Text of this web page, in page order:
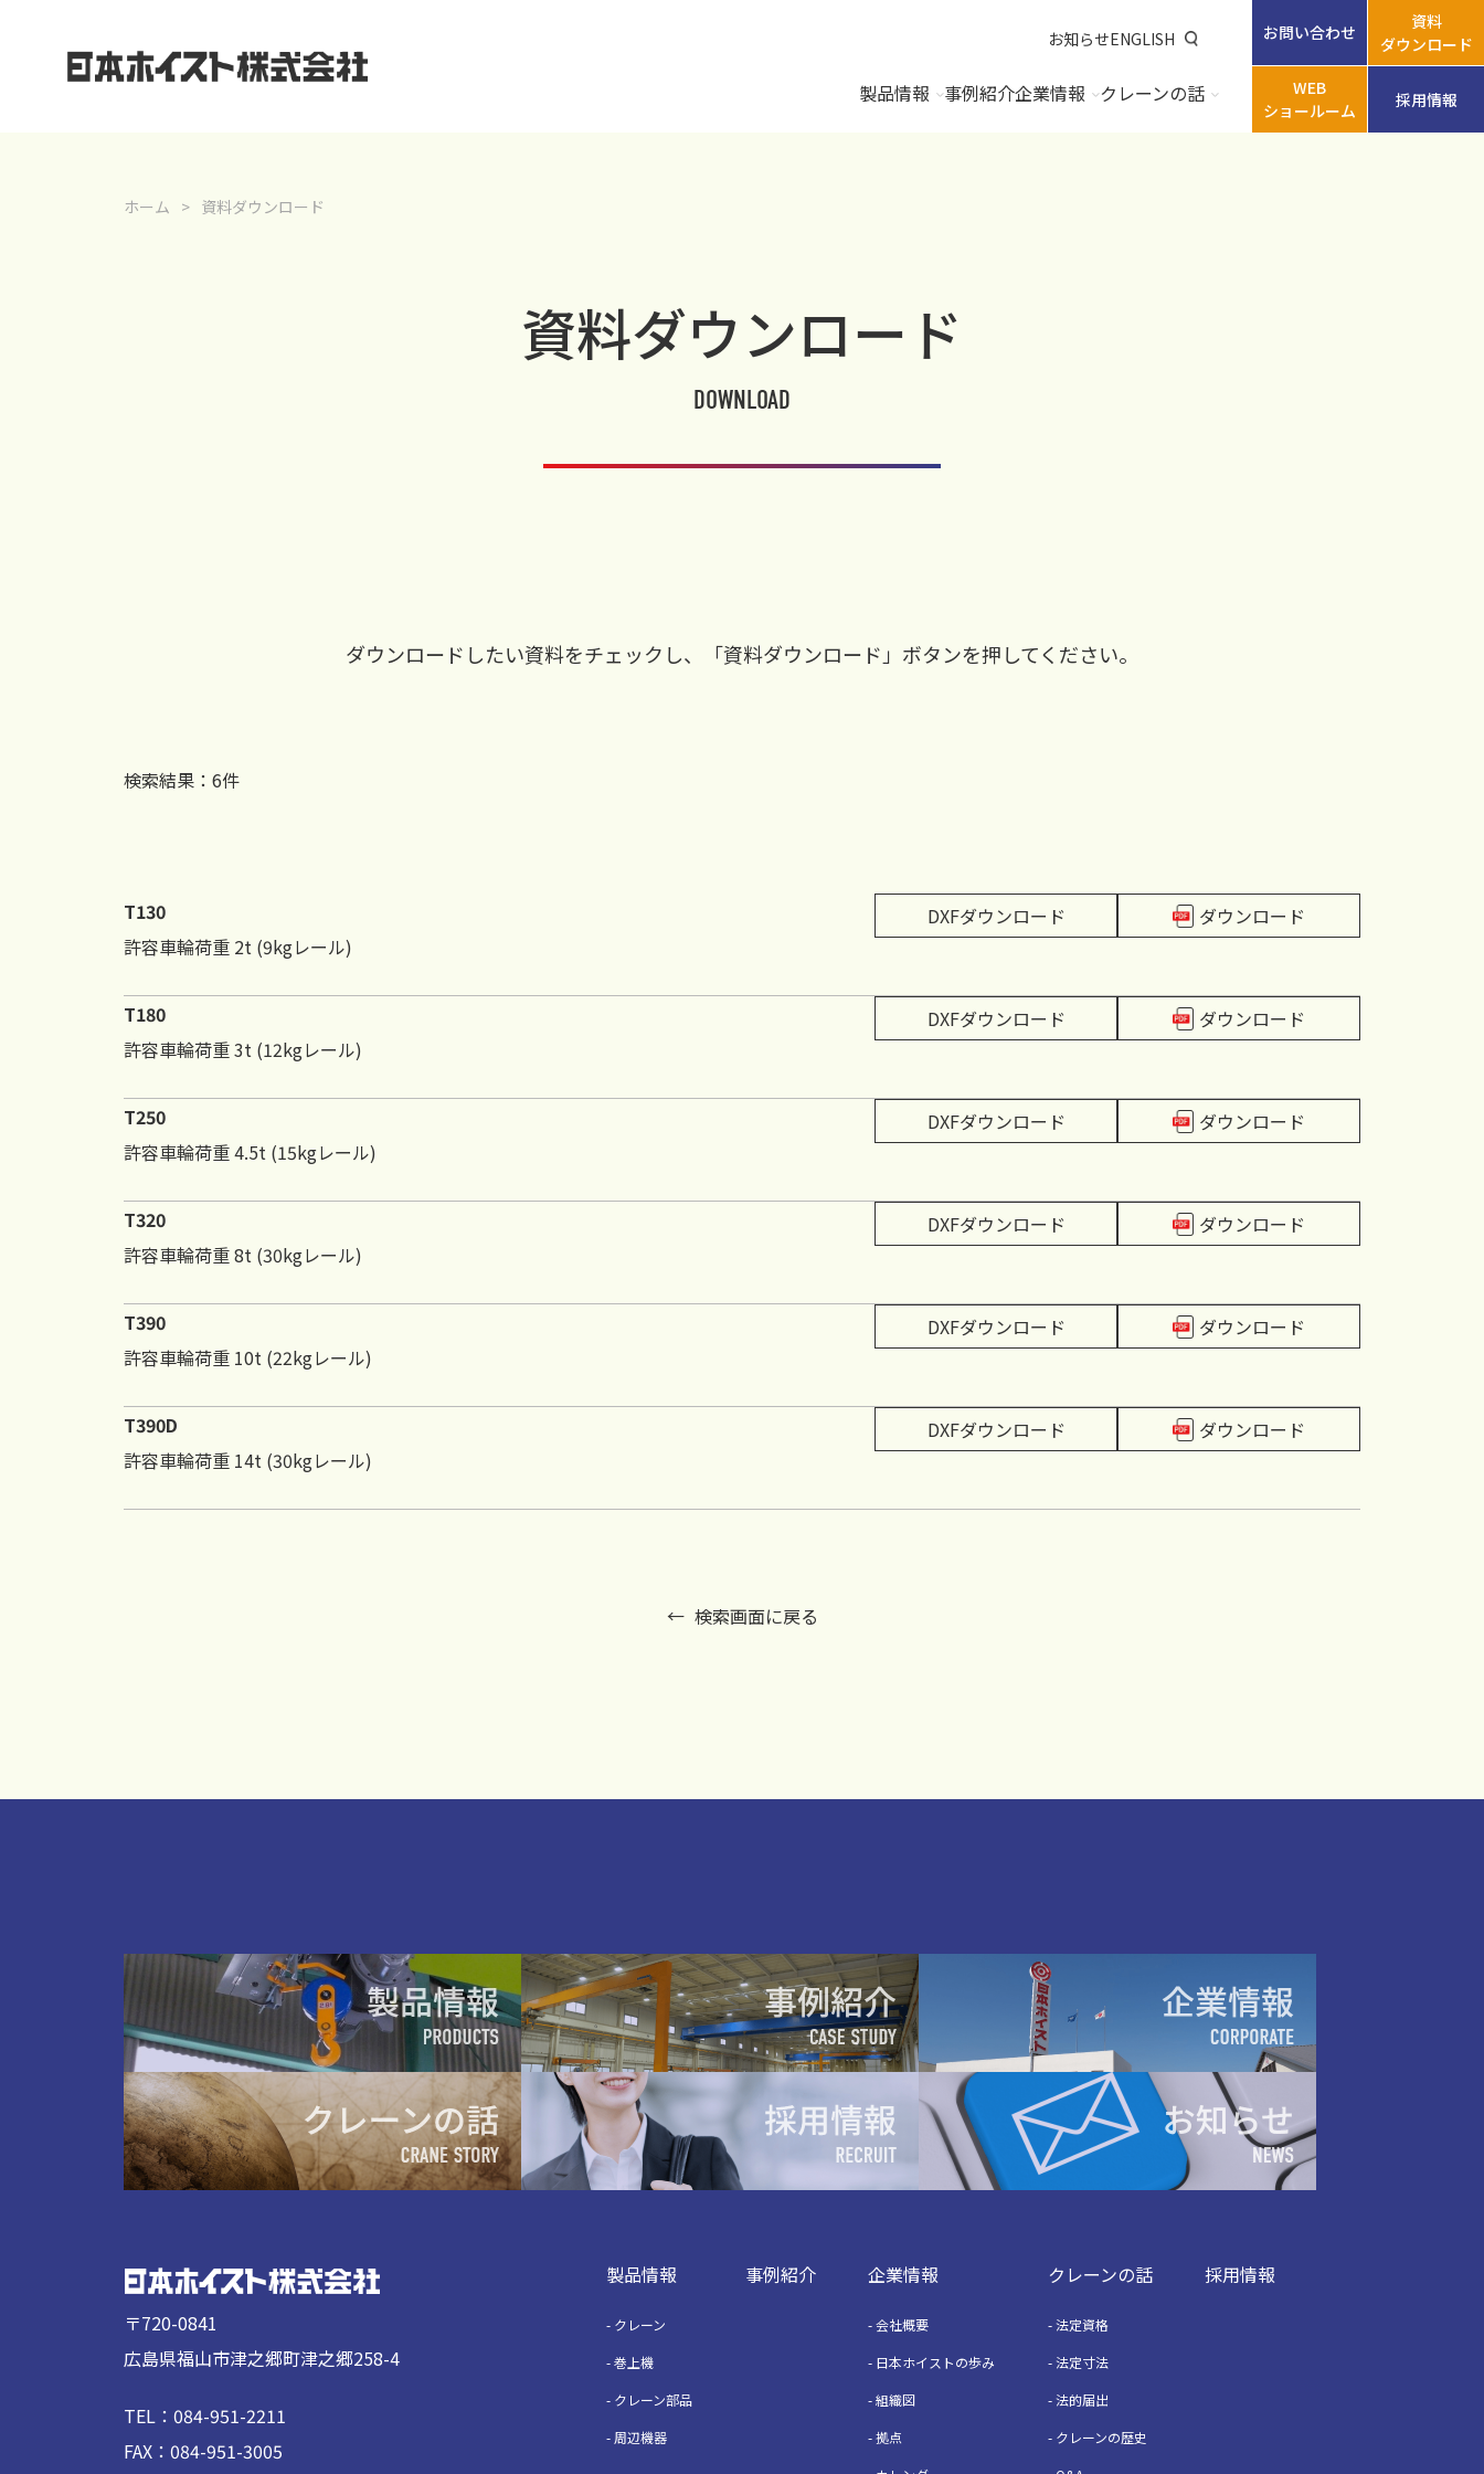
お知らせENGLISH
製品情報 事例紹介企業情報 クレーンの話
お問い合わせ
資料
ダウンロード
WEB
ショールーム
採用情報
ホーム 資料ダウンロード
資料ダウンロード
DOWNLOAD
ダウンロードしたい資料をチェックし、「資料ダウンロード」ボタンを押してください。
検索結果： 6件
T130
許容車輪荷重 2t (9kgレール)
DXFダウンロード ダウンロード
T180
許容車輪荷重 3t (12kgレール)
DXFダウンロード ダウンロード
T250
許容車輪荷重 4.5t (15kgレール)
DXFダウンロード ダウンロード
T320
許容車輪荷重 8t (30kgレール)
DXFダウンロード ダウンロード
T390
許容車輪荷重 10t (22kgレール)
DXFダウンロード ダウンロード
T390D
許容車輪荷重 14t (30kgレール)
DXFダウンロード ダウンロード
検索画面に戻る
製品情報
クレーン
巻上機
クレーン部品
周辺機器
事例紹介 企業情報
会社概要
日本ホイストの歩み
組織図
拠点
クレーンの話
法定資格
法定寸法
法的届出
クレーンの歴史
採用情報
〒720-0841
広島県福山市津之郷町津之郷258-4
TEL：084-951-2211
FAX：084-951-3005